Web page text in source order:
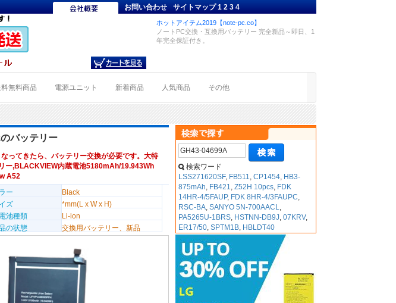
お問い合わせ サイトマップ 1234
ホットアイテム2019【note-pc.co】
ノートPC交換・互換用バッテリー 完全新品～即日、1
年完全保証付き。
料無料商品 電源ユニット 新着商品 人気商品 その他
バッテリー
ってきたら、バッテリー交換が必要です。大特
ー,BLACKVIEW内蔵電池5180mAh/19.943Wh
A52
ー
Black
ズ
*mm(L x W x H)
池種類
Li-ion
の状態 交換用バッテリー、新品
検索ワード
LSS271620SF, FB511,CP1454, HB3-
875mAh, FB421,Z52H 10pcs, FDK
14HR-4/5FAUP, FDK 8HR-4/3FAUPC,
RSC-BA,SANYO 5N-700AACL,
PA5265U-1BRS, HSTNN-DB9J,07KRV,
ER17/50,SPTM1B, HBLDT40